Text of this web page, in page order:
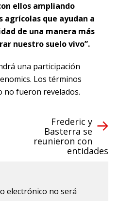
ellos ampliando
agrícolas que ayudan a
de una manera más
nuestro suelo vivo”.
una participación
Los términos
no fueron revelados.
Frederic y
Basterra se
reunieron con
entidades
electrónico no será